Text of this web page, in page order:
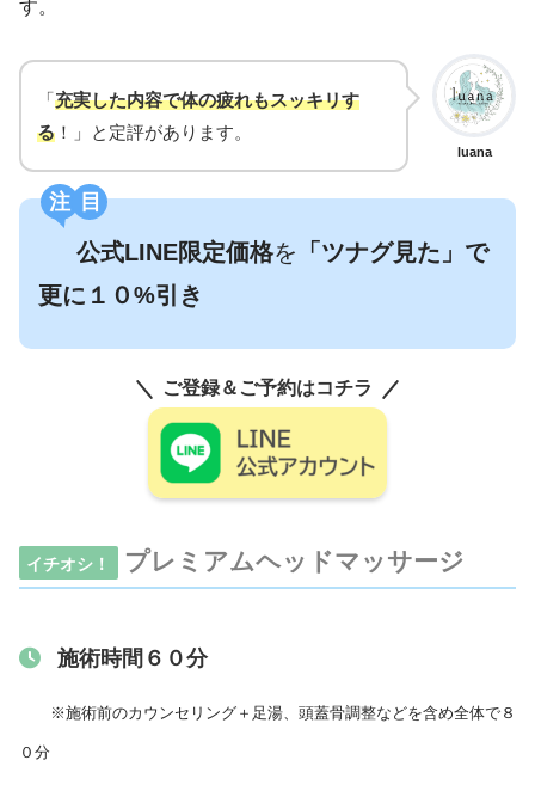
す。
luana
「充実した内容で体の疲れもスッキリす
る ！」と定評があります。
注目
公式LINE限定価格を 「ツナグ見た」で
更に１０%引き
ご登録＆ご予約はコチラ
イチオシ！ プレミアムヘッドマッサージ
施術時間６０分
※施術前のカウンセリング＋足湯、頭蓋骨調整などを含め全体で８
０分